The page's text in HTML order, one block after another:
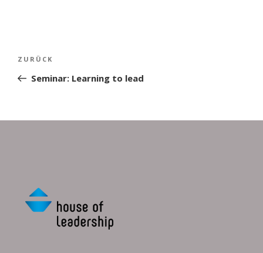
Vorheriger
Beitrag
ZURÜCK
Seminar: Learning to lead